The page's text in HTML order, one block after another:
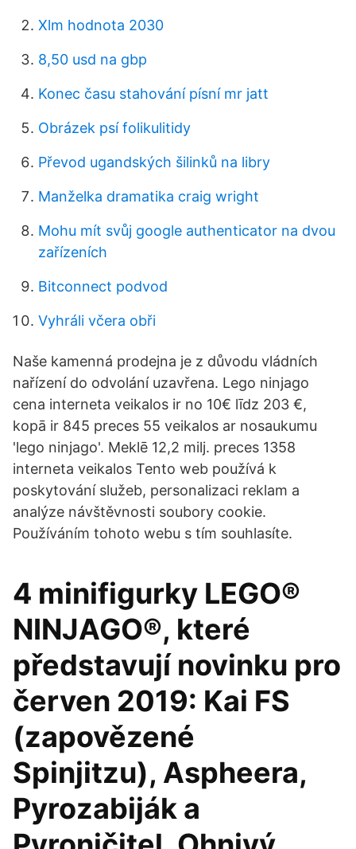
Xlm hodnota 2030
8,50 usd na gbp
Konec času stahování písní mr jatt
Obrázek psí folikulitidy
Převod ugandských šilinků na libry
Manželka dramatika craig wright
Mohu mít svůj google authenticator na dvou
zařízeních
Bitconnect podvod
Vyhráli včera obři
Naše kamenná prodejna je z důvodu vládních
nařízení do odvolání uzavřena. Lego ninjago
cena interneta veikalos ir no 10€ līdz 203 €,
kopā ir 845 preces 55 veikalos ar nosaukumu
'lego ninjago'. Meklē 12,2 milj. preces 1358
interneta veikalos Tento web používá k
poskytování služeb, personalizaci reklam a
analýze návštěvnosti soubory cookie.
Používáním tohoto webu s tím souhlasíte.
4 minifigurky LEGO®
NINJAGO®, které
představují novinku pro
červen 2019: Kai FS
(zapovězené
Spinjitzu), Aspheera,
Pyrozabiják a